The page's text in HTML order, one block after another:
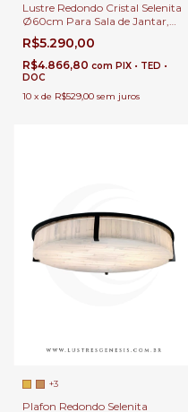
Lustre Redondo Cristal Selenita
Ø60cm Para Sala de Jantar,
Sala de Estar, Suítes e Hall de
Entrada
R$5.290,00
R$4.866,80 com PIX • TED •
DOC
10 x de R$529,00 sem juros
+3
Plafon Redondo Selenita